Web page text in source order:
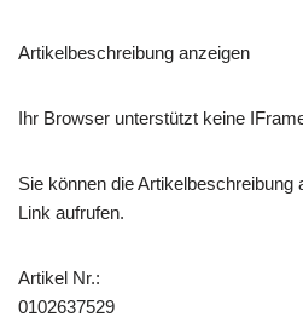
Artikelbeschreibung anzeigen
Ihr Browser unterstützt keine
Sie können die
Link aufrufen.
Artikel Nr.:
0102637529